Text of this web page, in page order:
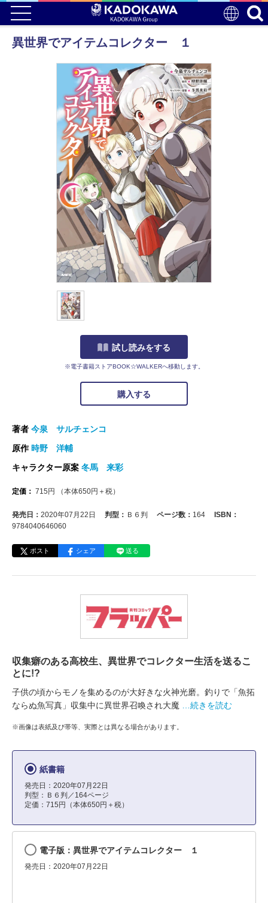
異世界でアイテムコレクター １
試し読みをする
※電子書籍ストアBOOK☆WALKERへ移動します。
購入する
著者 今泉 サルチェンコ
原作 時野 洋輔
キャラクター原案 冬馬 来彩
定価： 715 円 （本体650円＋税）
発売日： 2020年07月22日 判型： Ｂ６判 ページ数： 164
ISBN：
9784040646060
ポスト シェア 送る
収集癖のある高校生、異世界でコレクター生活を送るこ
とに!?
子供の頃からモノを集めるのが大好きな火神光磨。釣りで「魚拓
ならぬ魚写真」収集中に異世界召喚され大魔
…続きを読む
※画像は表紙及び帯等、実際とは異なる場合があります。
紙書籍
発売日：2020年07月22日
判型：Ｂ６判／164ページ
定価：715円（本体650円＋税）
電子版：異世界でアイテムコレクター １
発売日：2020年07月22日